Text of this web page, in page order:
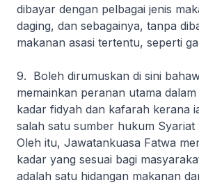
dibayar dengan pelbagai jenis
daging, dan sebagainya, tanpa
makanan asasi tertentu, seperti
9. Boleh dirumuskan di sini
memainkan peranan utama
kadar fidyah dan kafarah kerana
salah satu sumber hukum Syariat
Oleh itu, Jawatankuasa Fatwa
kadar yang sesuai bagi
adalah satu hidangan makanan